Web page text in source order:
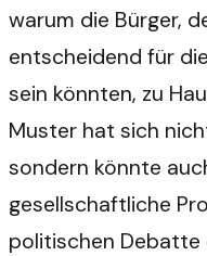
warum die Bürger,
entscheidend für
sein könnten, zu
Muster hat sich
sondern könnte
gesellschaftliche
politischen